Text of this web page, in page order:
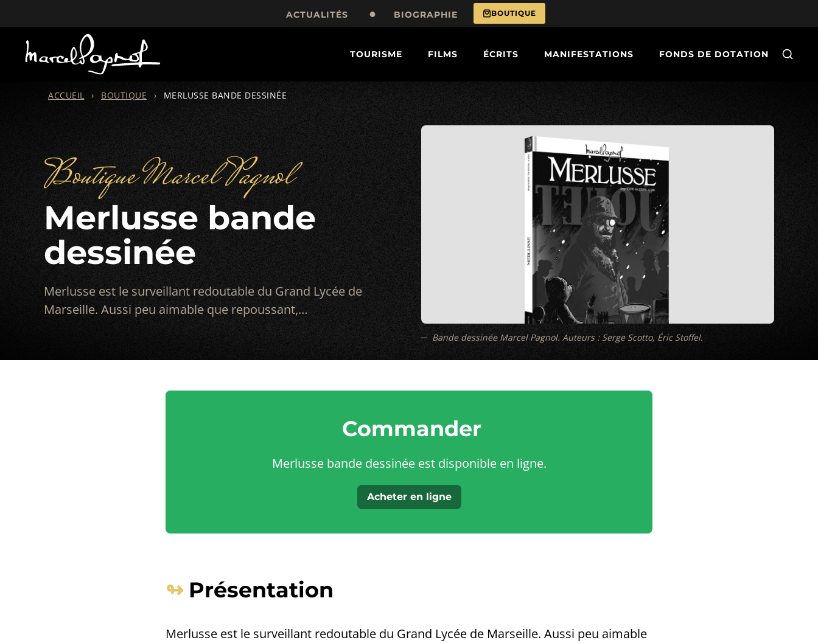
ACTUALITÉS BIOGRAPHIE BOUTIQUE
TOURISME FILMS ÉCRITS MANIFESTATIONS FONDS DE DOTATION
ACCUEIL › BOUTIQUE › MERLUSSE BANDE DESSINÉE
Boutique Marcel Pagnol
Merlusse bande
dessinée
Merlusse est le surveillant redoutable du Grand Lycée de
Marseille. Aussi peu aimable que repoussant,…
Bande dessinée Marcel Pagnol. Auteurs : Serge Scotto, Éric Stoffel.
Commander
Merlusse bande dessinée est disponible en ligne.
Acheter en ligne
Présentation
Merlusse est le surveillant redoutable du Grand Lycée de Marseille. Aussi peu aimable